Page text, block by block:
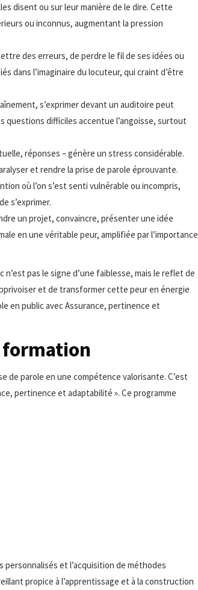
disent ou sur leur manière de le dire. Cette
ou inconnus, augmentant la pression
des erreurs, de perdre le fil de ses idées ou
dans l’imaginaire du locuteur, qui craint d’être
s’exprimer devant un auditoire peut
questions difficiles accentue l’angoisse, surtout
réponses – génère un stress considérable.
et rendre la prise de parole éprouvante.
où l’on s’est senti vulnérable ou incompris,
s’exprimer.
un projet, convaincre, présenter une idée
en une véritable peur, amplifiée par l’importance
pas le signe d’une faiblesse, mais le reflet de
et de transformer cette peur en énergie
en public avec Assurance, pertinence et
formation
parole en une compétence valorisante. C’est
pertinence et adaptabilité ». Ce programme
et l’acquisition de méthodes
propice à l’apprentissage et à la construction